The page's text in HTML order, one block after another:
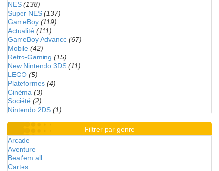
NES (138)
Super NES (137)
GameBoy (119)
Actualité (111)
GameBoy Advance (67)
Mobile (42)
Retro-Gaming (15)
New Nintendo 3DS (11)
LEGO (5)
Plateformes (4)
Cinéma (3)
Société (2)
Nintendo 2DS (1)
Filtrer par genre
Arcade
Aventure
Beat'em all
Cartes